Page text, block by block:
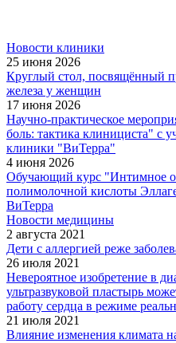
Новости клиники
25 июня 2026
Круглый стол, посвящённый
железа у женщин
17 июня 2026
Научно-практическое
боль: тактика клинициста" с
клиники "ВиТерра"
4 июня 2026
Обучающий курс "Интимное
полимолочной кислоты
ВиТерра
Новости медицины
2 августа 2021
Дети с аллергией реже
26 июля 2021
Невероятное изобретение в
ультразвуковой пластырь
работу сердца в режиме
21 июля 2021
Влияние изменения климата